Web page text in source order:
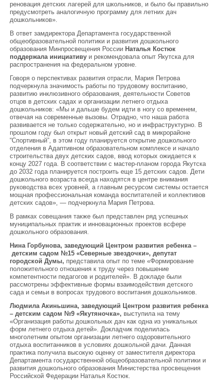
реновация детских лагерей для школьников, и было бы правильно
предусмотреть аналогичную программу для летних дач
дошкольников».
В ответ замдиректора Департамента государственной
общеобразовательной политики и развития дошкольного
образования Минпросвещения России Наталья Костюк
поддержала инициативу и рекомендовала опыт Якутска для
распространения на федеральном уровне.
Говоря о перспективах развития отрасли, Мария Петрова
подчеркнула значимость работы по трудовому воспитанию,
развитию инклюзивного образования, деятельности Советов
отцов в детских садах и организации летнего отдыха
дошкольников: «Мы и дальше будем идти в ногу со временем,
отвечая на современные вызовы. Отрадно, что наша работа
развивается не только содержательно, но и инфраструктурно. В
прошлом году был открыт новый детский сад в микрорайоне
“Спортивный”, в этом году планируется открытие дошкольного
отделения в Адаптивном образовательном комплексе и начало
строительства двух детских садов, ввод которых ожидается к
концу 2027 года. В соответствии с мастер-планом города Якутска
до 2032 года планируется построить еще 15 детских садов. Дети
дошкольного возраста всегда находятся в центре внимания
руководства всех уровней, а главным ресурсом системы остается
мощная профессиональная команда воспитателей и коллективов
детских садов», — подчеркнула Мария Петрова.
В рамках совещания также был представлен ряд успешных
муниципальных практик и инновационных проектов всфере
дошкольного образования.
Нина Горбунова, заведующий Центром развития ребенка –
детским садом №15 «Северные звездочки», депутат
городской Думы, представила опыт по теме «Формирование
положительного отношения к труду через повышение
компетентности педагогов и родителей». В докладе были
рассмотрены эффективные формы взаимодействия детского
сада и семьи в вопросах трудового воспитания дошкольников.
Людмила Акиньшина, заведующий Центром развития ребенка
– детским садом №9 «Якутяночка», выступила на тему
«Организация работы дошкольных дач как одна из уникальных
форм летнего отдыха детей». Докладчик поделилась
многолетним опытом организации летнего оздоровительного
отдыха воспитанников в условиях дошкольной дачи. Данная
практика получила высокую оценку от заместителя директора
Департамента государственной общеобразовательной политики и
развития дошкольного образования Министерства просвещения
Российской Федерации Наталья Костюк.